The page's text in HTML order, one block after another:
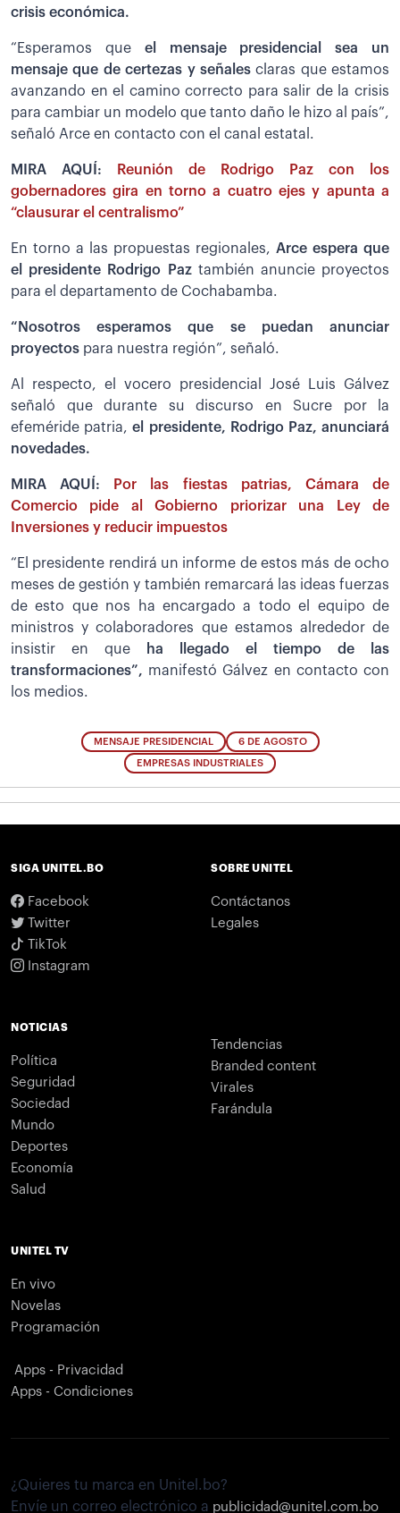
crisis económica.
“Esperamos queel mensaje presidencial sea un
mensaje que de certezas y señalesclaras que estamos
avanzando en el camino correcto para salir de la crisis
para cambiar un modelo que tanto daño le hizo al país”,
señaló Arce en contacto con el canal estatal.
MIRA AQUÍ:
Reunión de Rodrigo Paz con los
gobernadores gira en torno a cuatro ejes y apunta a
“clausurar el centralismo”
En torno a las propuestas regionales, Arce espera que
el presidente Rodrigo Paz también anuncie proyectos
para el departamento de Cochabamba.
“Nosotros esperamos que se puedan anunciar
proyectos para nuestra región”, señaló.
Al respecto, el vocero presidencial José Luis Gálvez
señaló que durante su discurso en Sucre por la
efeméride patria,el presidente, Rodrigo Paz, anunciará
novedades.
MIRA AQUÍ:
Por las fiestas patrias, Cámara de
Comercio pide al Gobierno priorizar una Ley de
Inversiones y reducir impuestos
“El presidente rendirá un informe de estos más de ocho
meses de gestión y también remarcará las ideas fuerzas
de esto que nos ha encargado a todo el equipo de
ministros y colaboradores que estamos alrededor de
insistir en que ha llegado el tiempo de las
transformaciones”, manifestó Gálvez en contacto con
los medios.
MENSAJE PRESIDENCIAL 6 DE AGOSTO
EMPRESAS INDUSTRIALES
SIGA UNITEL.BO
Facebook
Twitter
TikTok
Instagram
SOBRE UNITEL
Contáctanos
Legales
NOTICIAS
Política
Seguridad
Sociedad
Mundo
Deportes
Economía
Salud
Tendencias
Branded content
Virales
Farándula
UNITEL TV
En vivo
Novelas
Programación
Apps - Privacidad
Apps - Condiciones
¿Quieres tu marca en Unitel.bo?
Envíe un correo electrónico a publicidad@unitel.com.bo